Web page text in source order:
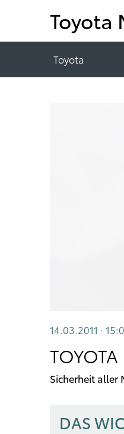
Toyota
Toyota
14.03.2011 ·
Sicherheit aller
DAS